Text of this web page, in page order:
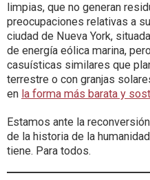
limpias, que no generan
preocupaciones relativas a
ciudad de Nueva York,
de energía eólica marina,
casuísticas similares que
terrestre o con granjas
en la forma más barata y
Estamos ante la
de la historia de la
tiene. Para todos.